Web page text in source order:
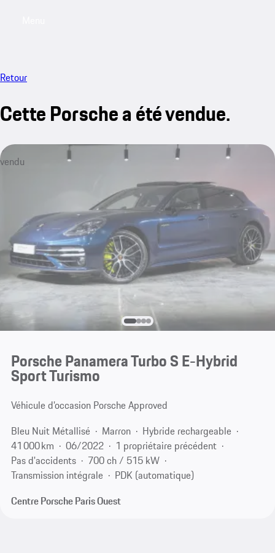
Retour
Cette Porsche a été vendue.
vendu
Porsche Panamera Turbo S E-Hybrid
Sport Turismo
Véhicule d’occasion Porsche Approved
Bleu Nuit Métallisé
Marron
Hybride rechargeable
41 000 km
06/2022
1 propriétaire précédent
Pas d'accidents
700 ch / 515 kW
Transmission intégrale
PDK (automatique)
Centre Porsche Paris Ouest